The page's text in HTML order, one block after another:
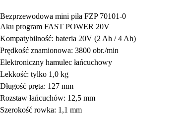
Bezprzewodowa mini piła FZP 70101-0
Aku program FAST POWER 20V
Kompatybilność: bateria 20V (2 Ah / 4 Ah)
Prędkość znamionowa: 3800 obr./min
Elektroniczny hamulec łańcuchowy
Lekkość: tylko 1,0 kg
Długość pręta: 127 mm
Rozstaw łańcuchów: 12,5 mm
Szerokość rowka: 1,1 mm